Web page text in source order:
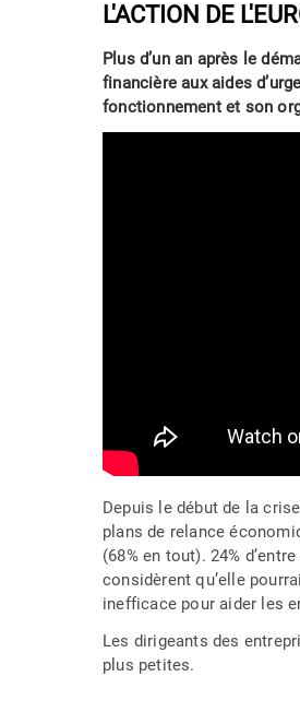
L'ACTION DE
Plus d’un an après le
financière aux aides
fonctionnement et son
Depuis le début de la
plans de relance
(68% en tout). 24%
considèrent qu’elle
inefficace pour aider les
Les dirigeants des
plus petites.